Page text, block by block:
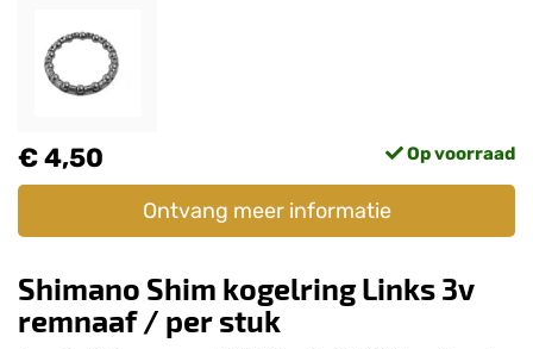
€ 4,50 Op voorraad
Ontvang meer informatie
Shimano Shim kogelring Links 3v
remnaaf / per stuk